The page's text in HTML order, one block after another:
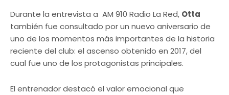
Durante la entrevista a AM 910 Radio La Red, Otta
también fue consultado por un nuevo aniversario de
uno de los momentos más importantes de la historia
reciente del club: el ascenso obtenido en 2017, del
cual fue uno de los protagonistas principales.
El entrenador destacó el valor emocional que